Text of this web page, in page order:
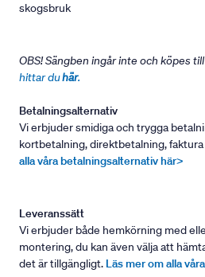
skogsbruk
OBS! Sängben ingår inte och köpes
hittar duhär.
Betalningsalternativ
Vi erbjuder smidiga och trygga
kortbetalning, direktbetalning,
alla våra betalningsalternativ här>
Leveranssätt
Vi erbjuder både hemkörning med
montering, du kan även välja att
det är tillgängligt. Läs mer om alla